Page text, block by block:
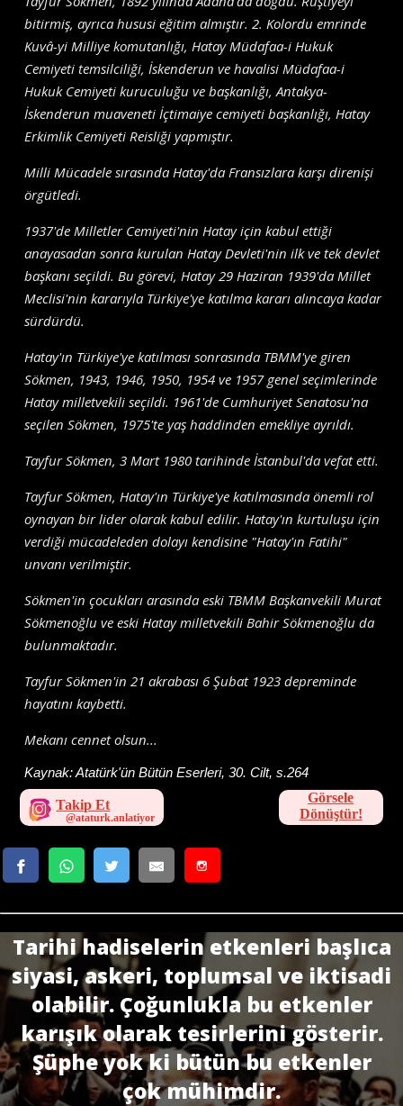
bitirmiş, ayrıca hususi eğitim almıştır. 2. Kolordu emrinde
Kuvâ-yi Milliye komutanlığı, Hatay Müdafaa-i Hukuk
Cemiyeti temsilciliği, İskenderun ve havalisi Müdafaa-i
Hukuk Cemiyeti kuruculuğu ve başkanlığı, Antakya-
İskenderun muaveneti İçtimaiye cemiyeti başkanlığı, Hatay
Erkimlik Cemiyeti Reisliği yapmıştır.
Milli Mücadele sırasında Hatay'da Fransızlara karşı direnişi
örgütledi.
1937'de Milletler Cemiyeti'nin Hatay için kabul ettiği
anayasadan sonra kurulan Hatay Devleti'nin ilk ve tek devlet
başkanı seçildi. Bu görevi, Hatay 29 Haziran 1939'da Millet
Meclisi'nin kararıyla Türkiye'ye katılma kararı alıncaya kadar
sürdürdü.
Hatay'ın Türkiye'ye katılması sonrasında TBMM'ye giren
Sökmen, 1943, 1946, 1950, 1954 ve 1957 genel seçimlerinde
Hatay milletvekili seçildi. 1961'de Cumhuriyet Senatosu'na
seçilen Sökmen, 1975'te yaş haddinden emekliye ayrıldı.
Tayfur Sökmen, 3 Mart 1980 tarihinde İstanbul'da vefat etti.
Tayfur Sökmen, Hatay'ın Türkiye'ye katılmasında önemli rol
oynayan bir lider olarak kabul edilir. Hatay'ın kurtuluşu için
verdiği mücadeleden dolayı kendisine "Hatay'ın Fatihi"
unvanı verilmiştir.
Sökmen'in çocukları arasında eski TBMM Başkanvekili Murat
Sökmenoğlu ve eski Hatay milletvekili Bahir Sökmenoğlu da
bulunmaktadır.
Tayfur Sökmen'in 21 akrabası 6 Şubat 1923 depreminde
hayatını kaybetti.
Mekanı cennet olsun...
Kaynak:Atatürk'ün Bütün Eserleri, 30. Cilt, s.264
Takip Et
Görsele
Dönüştür!
Tarihi hadiselerin etkenleri başlıca
siyasi, askeri, toplumsal ve iktisadi
olabilir. Çoğunlukla bu etkenler
karışık olarak tesirlerini gösterir.
Şüphe yok ki bütün bu etkenler
çok mühimdir.